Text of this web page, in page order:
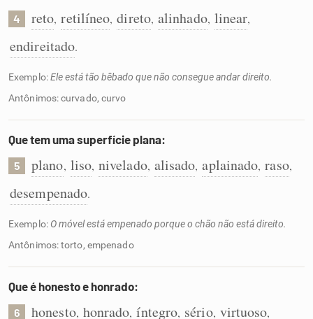
4 reto, retilíneo, direto, alinhado, linear,
endireitado.
Exemplo:Ele está tão bêbado que não consegue andar direito.
Antônimos: curvado, curvo
Que tem uma superfície plana:
5 plano, liso, nivelado, alisado, aplainado, raso,
desempenado.
Exemplo: O móvel está empenado porque o chão não está direito.
Antônimos: torto, empenado
Que é honesto e honrado:
6 honesto, honrado, íntegro, sério, virtuoso,